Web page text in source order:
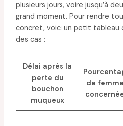
plusieurs jours, voire jusqu’à
grand moment. Pour rendre
concret, voici un petit tableau
des cas :
Délai après la
perte du
bouchon
muqueux
de